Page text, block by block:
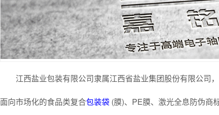
江西盐业包装有限公司隶属江西省盐业集团股份有限公司
面向市场化的食品类复合包装袋 (膜)、PE膜、激光全息防伪商